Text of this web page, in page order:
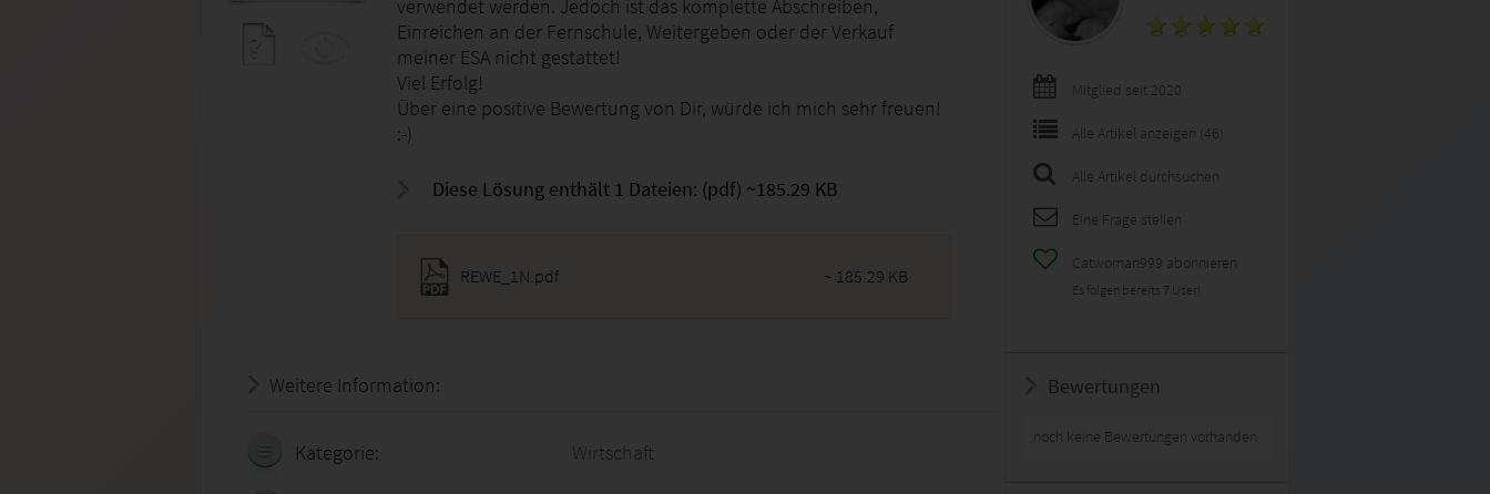
verwendet werden. Jedoch ist das komplette Abschreiben,
Einreichen an der Fernschule, Weitergeben oder der Verkauf
meiner ESA nicht gestattet!
Viel Erfolg!
Über eine positive Bewertung von Dir, würde ich mich sehr freuen!
:-)
Diese Lösung enthält 1 Dateien: (pdf) ~185.29 KB
REWE_1N.pdf ~ 185.29 KB
Weitere Information:
Kategorie: Wirtschaft
Mitglied seit 2020
Alle Artikel anzeigen (46)
Alle Artikel durchsuchen
Eine Frage stellen
Catwoman999 abonnieren
Es folgen bereits 7 User!
Bewertungen
noch keine Bewertungen vorhanden